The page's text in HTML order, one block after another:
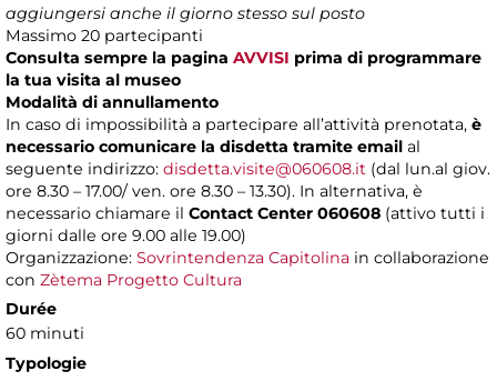
aggiungersi anche il giorno stesso sul posto
Massimo 20 partecipanti
Consulta sempre la pagina AVVISI prima di programmare
la tua visita al museo
Modalità di annullamento
In caso di impossibilità a partecipare all’attività prenotata, è
necessario comunicare la disdetta tramite email al
seguente indirizzo: disdetta.visite@060608.it (dal lun.al giov.
ore 8.30 – 17.00/ ven. ore 8.30 – 13.30). In alternativa, è
necessario chiamare il Contact Center 060608 (attivo tutti i
giorni dalle ore 9.00 alle 19.00)
Organizzazione: Sovrintendenza Capitolina in collaborazione
con Zètema Progetto Cultura
Durée
60 minuti
Typologie